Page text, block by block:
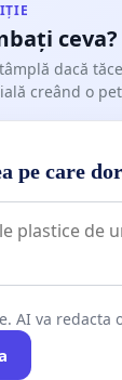
ceva?
dacă
creând o
pe care
AI va redacta